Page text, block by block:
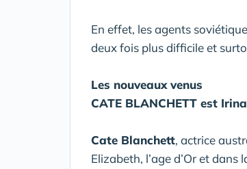
En effet, les agents
deux fois plus difficile et
Les nouveaux venus
CATE BLANCHETT est
Cate Blanchett, actrice
Elizabeth, l’age d’Or et